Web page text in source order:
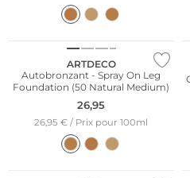
ARTDECO
Autobronzant - Spray On Leg
Foundation (50 Natural Medium)
26,95
26,95 € / Prix pour 100ml